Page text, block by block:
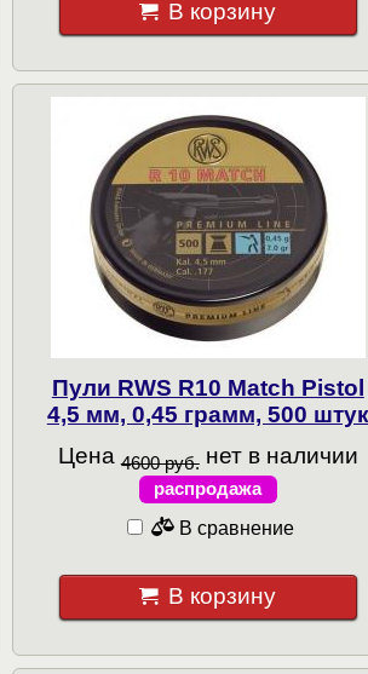
В корзину
Пули RWS R10 Match Pistol
4,5 мм, 0,45 грамм, 500 штук
Цена 4600 руб. нет в наличии
распродажа
В сравнение
В корзину